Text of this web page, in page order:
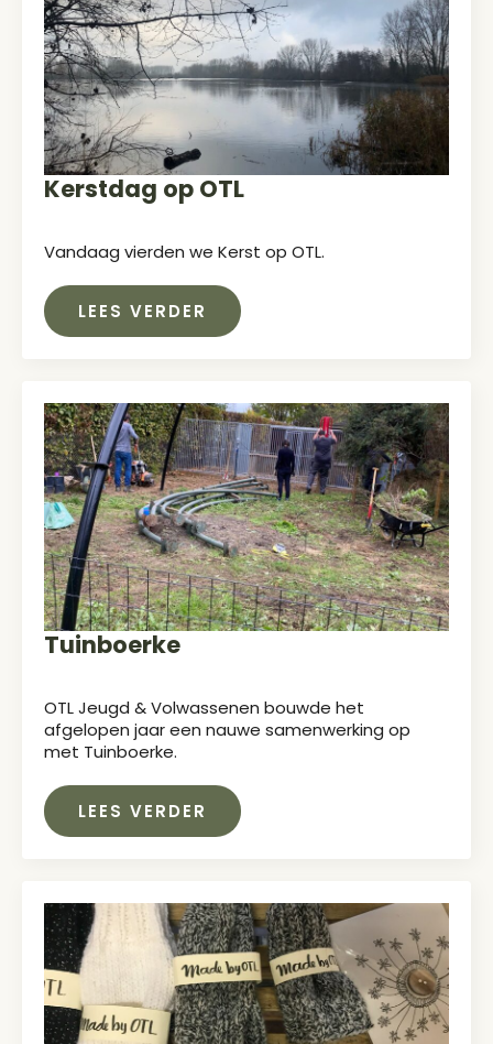
Kerstdag op OTL
Vandaag vierden we Kerst op OTL.
LEES VERDER
Tuinboerke
OTL Jeugd & Volwassenen bouwde het
afgelopen jaar een nauwe samenwerking op
met Tuinboerke.
LEES VERDER